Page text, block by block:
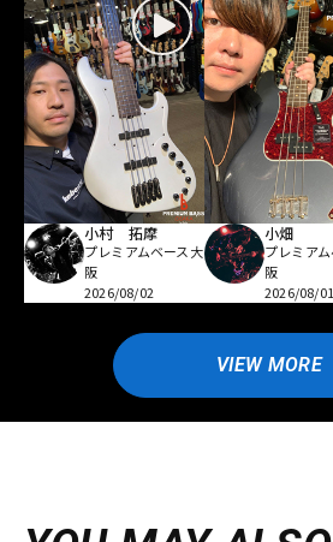
小村 拓摩
プレミアムベース大
阪
2026/08/02
小畑
プレミア
阪
2026/08/01
VIEW MORE